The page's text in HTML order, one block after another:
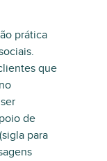
prática
que
de
para